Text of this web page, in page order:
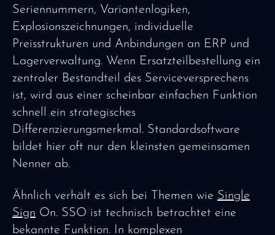
Seriennummern, Variantenlogiken,
Explosionszeichnungen, individuelle
Preisstrukturen und Anbindungen an ERP und
Lagerverwaltung. Wenn Ersatzteilbestellung ein
zentraler Bestandteil des Serviceversprechens
ist, wird aus einer scheinbar einfachen Funktion
schnell ein strategisches
Differenzierungsmerkmal. Standardsoftware
bildet hier oft nur den kleinsten gemeinsamen
Nenner ab.
Ähnlich verhält es sich bei Themen wie Single
Sign On. SSO ist technisch betrachtet eine
bekannte Funktion. In komplexen